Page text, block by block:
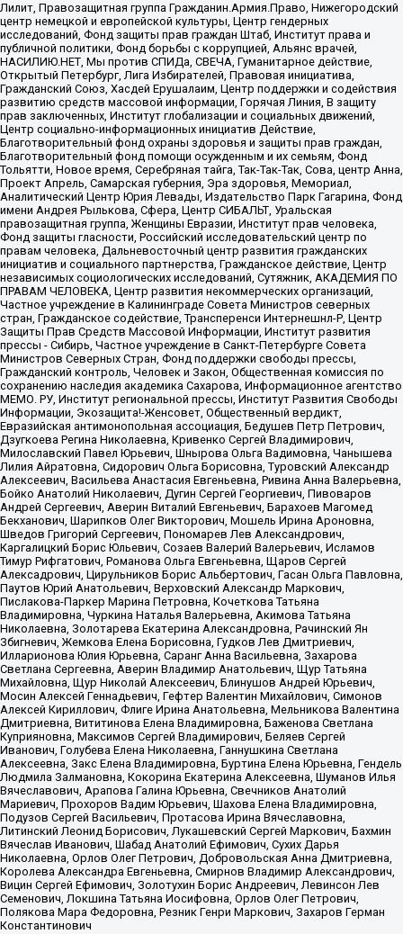
Лилит, Правозащитная группа Гражданин.Армия.Право, Нижегородский
центр немецкой и европейской культуры, Центр гендерных
исследований, Фонд защиты прав граждан Штаб, Институт права и
публичной политики, Фонд борьбы с коррупцией, Альянс врачей,
НАСИЛИЮ.НЕТ, Мы против СПИДа, СВЕЧА, Гуманитарное действие,
Открытый Петербург, Лига Избирателей, Правовая инициатива,
Гражданский Союз, Хасдей Ерушалаим, Центр поддержки и содействия
развитию средств массовой информации, Горячая Линия, В защиту
прав заключенных, Институт глобализации и социальных движений,
Центр социально-информационных инициатив Действие,
Благотворительный фонд охраны здоровья и защиты прав граждан,
Благотворительный фонд помощи осужденным и их семьям, Фонд
Тольятти, Новое время, Серебряная тайга, Так-Так-Так, Сова, центр Анна,
Проект Апрель, Самарская губерния, Эра здоровья, Мемориал,
Аналитический Центр Юрия Левады, Издательство Парк Гагарина, Фонд
имени Андрея Рылькова, Сфера, Центр СИБАЛЬТ, Уральская
правозащитная группа, Женщины Евразии, Институт прав человека,
Фонд защиты гласности, Российский исследовательский центр по
правам человека, Дальневосточный центр развития гражданских
инициатив и социального партнерства, Гражданское действие, Центр
независимых социологических исследований, Сутяжник, АКАДЕМИЯ ПО
ПРАВАМ ЧЕЛОВЕКА, Центр развития некоммерческих организаций,
Частное учреждение в Калининграде Совета Министров северных
стран, Гражданское содействие, Трансперенси Интернешнл-Р, Центр
Защиты Прав Средств Массовой Информации, Институт развития
прессы - Сибирь, Частное учреждение в Санкт-Петербурге Совета
Министров Северных Стран, Фонд поддержки свободы прессы,
Гражданский контроль, Человек и Закон, Общественная комиссия по
сохранению наследия академика Сахарова, Информационное агентство
МЕМО. РУ, Институт региональной прессы, Институт Развития Свободы
Информации, Экозащита!-Женсовет, Общественный вердикт,
Евразийская антимонопольная ассоциация, Бедушев Петр Петрович,
Дзугкоева Регина Николаевна, Кривенко Сергей Владимирович,
Милославский Павел Юрьевич, Шнырова Ольга Вадимовна, Чанышева
Лилия Айратовна, Сидорович Ольга Борисовна, Туровский Александр
Алексеевич, Васильева Анастасия Евгеньевна, Ривина Анна Валерьевна,
Бойко Анатолий Николаевич, Дугин Сергей Георгиевич, Пивоваров
Андрей Сергеевич, Аверин Виталий Евгеньевич, Барахоев Магомед
Бекханович, Шарипков Олег Викторович, Мошель Ирина Ароновна,
Шведов Григорий Сергеевич, Пономарев Лев Александрович,
Каргалицкий Борис Юльевич, Созаев Валерий Валерьевич, Исламов
Тимур Рифгатович, Романова Ольга Евгеньевна, Щаров Сергей
Алексадрович, Цирульников Борис Альбертович, Гасан Ольга Павловна,
Паутов Юрий Анатольевич, Верховский Александр Маркович,
Пислакова-Паркер Марина Петровна, Кочеткова Татьяна
Владимировна, Чуркина Наталья Валерьевна, Акимова Татьяна
Николаевна, Золотарева Екатерина Александровна, Рачинский Ян
Збигневич, Жемкова Елена Борисовна, Гудков Лев Дмитриевич,
Илларионова Юлия Юрьевна, Саранг Анна Васильевна, Захарова
Светлана Сергеевна, Аверин Владимир Анатольевич, Щур Татьяна
Михайловна, Щур Николай Алексеевич, Блинушов Андрей Юрьевич,
Мосин Алексей Геннадьевич, Гефтер Валентин Михайлович, Симонов
Алексей Кириллович, Флиге Ирина Анатольевна, Мельникова Валентина
Дмитриевна, Вититинова Елена Владимировна, Баженова Светлана
Куприяновна, Максимов Сергей Владимирович, Беляев Сергей
Иванович, Голубева Елена Николаевна, Ганнушкина Светлана
Алексеевна, Закс Елена Владимировна, Буртина Елена Юрьевна, Гендель
Людмила Залмановна, Кокорина Екатерина Алексеевна, Шуманов Илья
Вячеславович, Арапова Галина Юрьевна, Свечников Анатолий
Мариевич, Прохоров Вадим Юрьевич, Шахова Елена Владимировна,
Подузов Сергей Васильевич, Протасова Ирина Вячеславовна,
Литинский Леонид Борисович, Лукашевский Сергей Маркович, Бахмин
Вячеслав Иванович, Шабад Анатолий Ефимович, Сухих Дарья
Николаевна, Орлов Олег Петрович, Добровольская Анна Дмитриевна,
Королева Александра Евгеньевна, Смирнов Владимир Александрович,
Вицин Сергей Ефимович, Золотухин Борис Андреевич, Левинсон Лев
Семенович, Локшина Татьяна Иосифовна, Орлов Олег Петрович,
Полякова Мара Федоровна, Резник Генри Маркович, Захаров Герман
Константинович